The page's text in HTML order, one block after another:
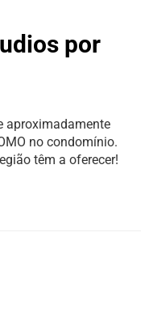
por
aproximadamente
no condomínio.
têm a oferecer!